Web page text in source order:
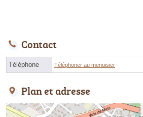
Contact
Téléphone Téléphoner au menuisier
Plan et adresse